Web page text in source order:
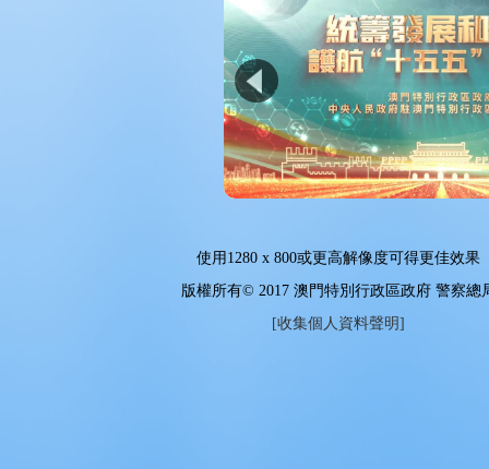
使用 1280 x 800或更高解像度可得更佳效果
版權所有© 2017 澳門特別行政區政府 警察總
[收集個人資料聲明]